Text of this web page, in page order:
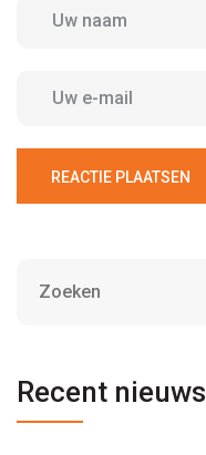
REACTIE PLAATSEN
Recent nieuws